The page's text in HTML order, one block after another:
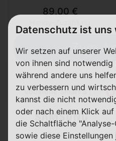
89,00 €
Zum
Vodafone Smart S |
Datenschutz ist uns
Wir setzen auf unserer
von ihnen sind notwendig
während andere uns
zu verbessern und
kannst die nicht
oder nach einem Klick
die Schaltfläche
sowie diese